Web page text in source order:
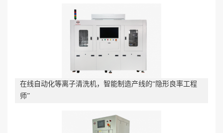
在线自动化等离子清洗机，智能制造产线的“隐形良率工程
师”